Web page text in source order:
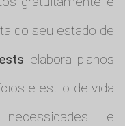
do seu estado de
elabora planos
e estilo de vida
e